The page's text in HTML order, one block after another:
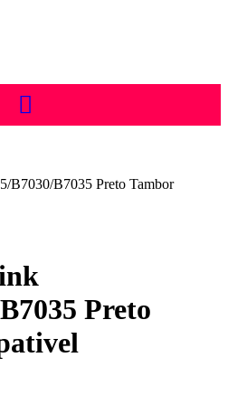
B7030/B7035 Preto Tambor
Preto